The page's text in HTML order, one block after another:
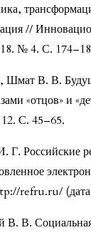
//
№ 4. С.
Шмат В. В.
«отцов» и
С. 45–65.
Г. Российские
refru.ru/
В.